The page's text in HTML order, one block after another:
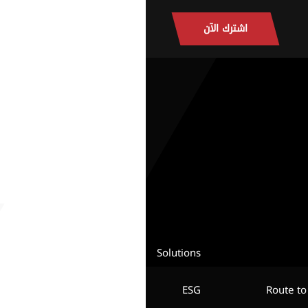
اشترك الآن
Solutions
Route
ESG